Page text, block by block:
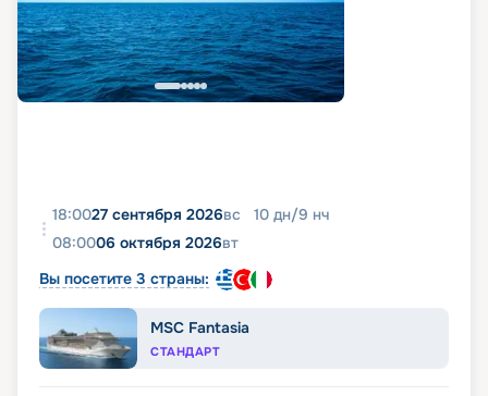
18:0027 сентября 2026вс 10 дн/9 нч
08:0006 октября 2026вт
Вы посетите 3 страны:
MSC Fantasia
СТАНДАРТ